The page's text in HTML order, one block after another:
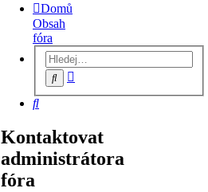
Domů
Obsah
fóra
Hledat
Hledat
Kontaktovat
administrátora
fóra